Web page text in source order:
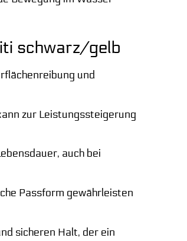
schwarz/gelb
und
zur Leistungssteigerung
auch bei
Passform gewährleisten
sicheren Halt, der ein